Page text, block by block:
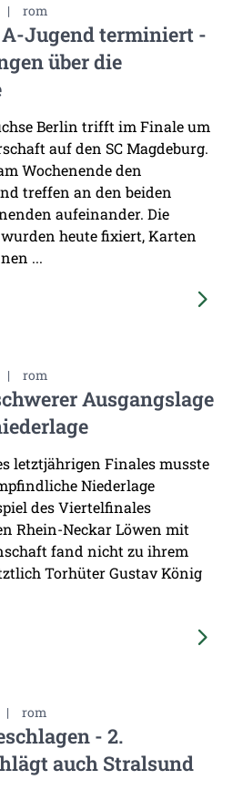
| rom
Jugend terminiert -
über die
Berlin trifft im Finale um
auf den SC Magdeburg.
Wochenende den
treffen an den beiden
aufeinander. Die
heute fixiert, Karten
...
| rom
Ausgangslage
letztjährigen Finales musste
Niederlage
des Viertelfinales
Rhein-Neckar Löwen mit
fand nicht zu ihrem
Torhüter Gustav König
| rom
- 2.
auch Stralsund